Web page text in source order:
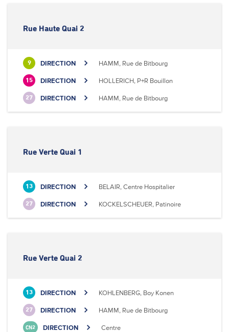
Rue Haute Quai 2
9 DIRECTION HAMM, Rue de Bitbourg
15 DIRECTION HOLLERICH, P+R Bouillon
27 DIRECTION HAMM, Rue de Bitbourg
Rue Verte Quai 1
13 DIRECTION BELAIR, Centre Hospitalier
27 DIRECTION KOCKELSCHEUER, Patinoire
Rue Verte Quai 2
13 DIRECTION KOHLENBERG, Boy Konen
27 DIRECTION HAMM, Rue de Bitbourg
CN2 DIRECTION Centre